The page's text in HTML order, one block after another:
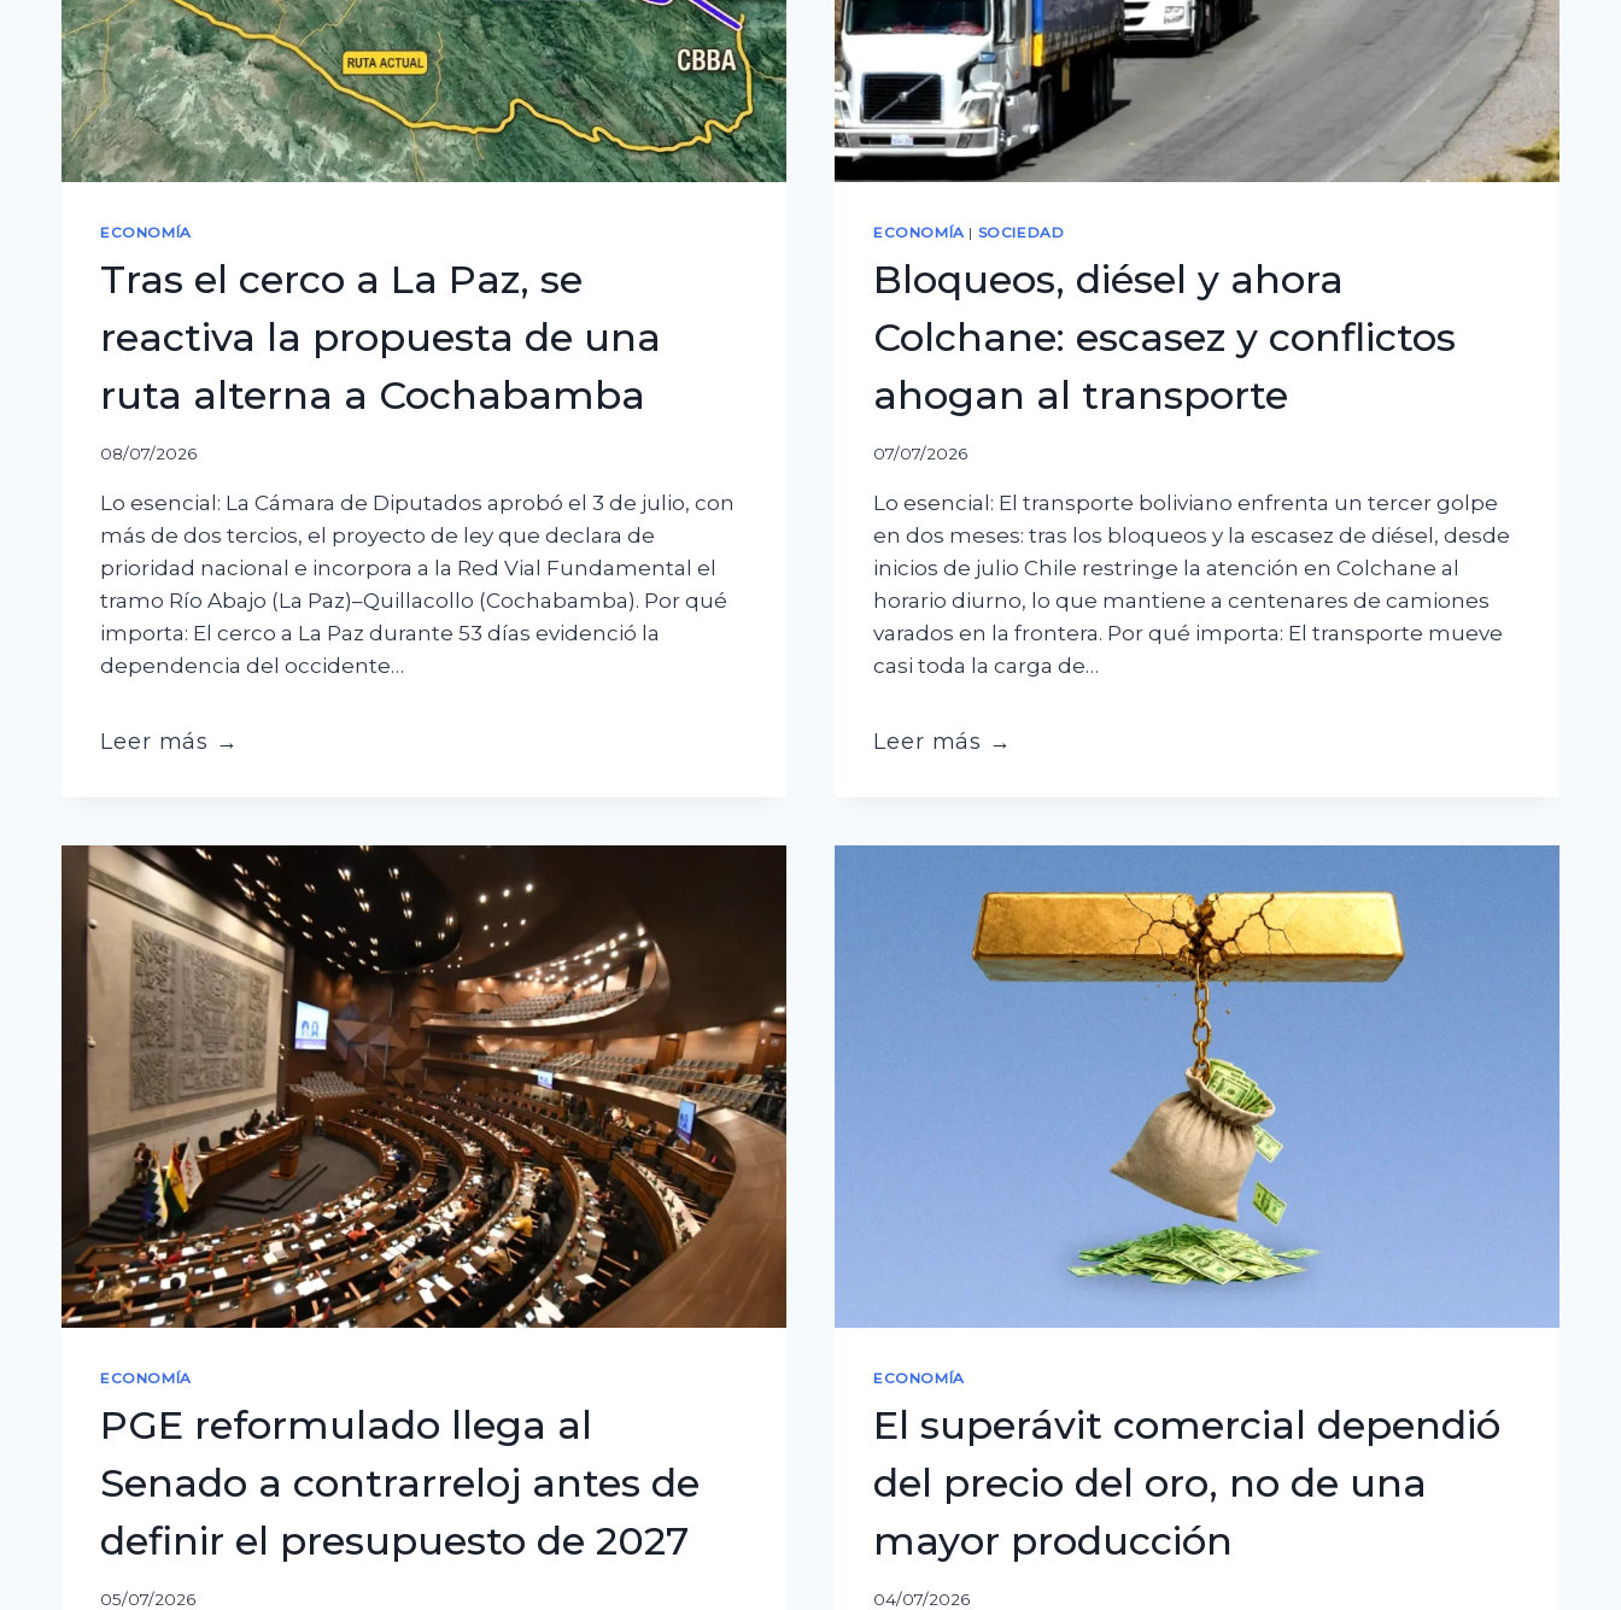
ECONOMÍA
Tras el cerco a La Paz, se
reactiva la propuesta de una
ruta alterna a Cochabamba
08/07/2026
Lo esencial: La Cámara de Diputados aprobó el 3 de julio, con
más de dos tercios, el proyecto de ley que declara de
prioridad nacional e incorpora a la Red Vial Fundamental el
tramo Río Abajo (La Paz)–Quillacollo (Cochabamba). Por qué
importa: El cerco a La Paz durante 53 días evidenció la
dependencia del occidente…
Leer más →
Tras
a
La
Paz,
reactiva
propuesta
una
ruta
alterna
a
Cochabamba
ECONOMÍA | SOCIEDAD
Bloqueos, diésel y ahora
Colchane: escasez y conflictos
ahogan al transporte
07/07/2026
Lo esencial: El transporte boliviano enfrenta un tercer golpe
en dos meses: tras los bloqueos y la escasez de diésel, desde
inicios de julio Chile restringe la atención en Colchane al
horario diurno, lo que mantiene a centenares de camiones
varados en la frontera. Por qué importa: El transporte mueve
casi toda la carga de…
Leer más →
Bloqueos,
ahora
conflictos
ECONOMÍA
PGE reformulado llega al
Senado a contrarreloj antes de
definir el presupuesto de 2027
05/07/2026
ECONOMÍA
El superávit comercial dependió
del precio del oro, no de una
mayor producción
04/07/2026